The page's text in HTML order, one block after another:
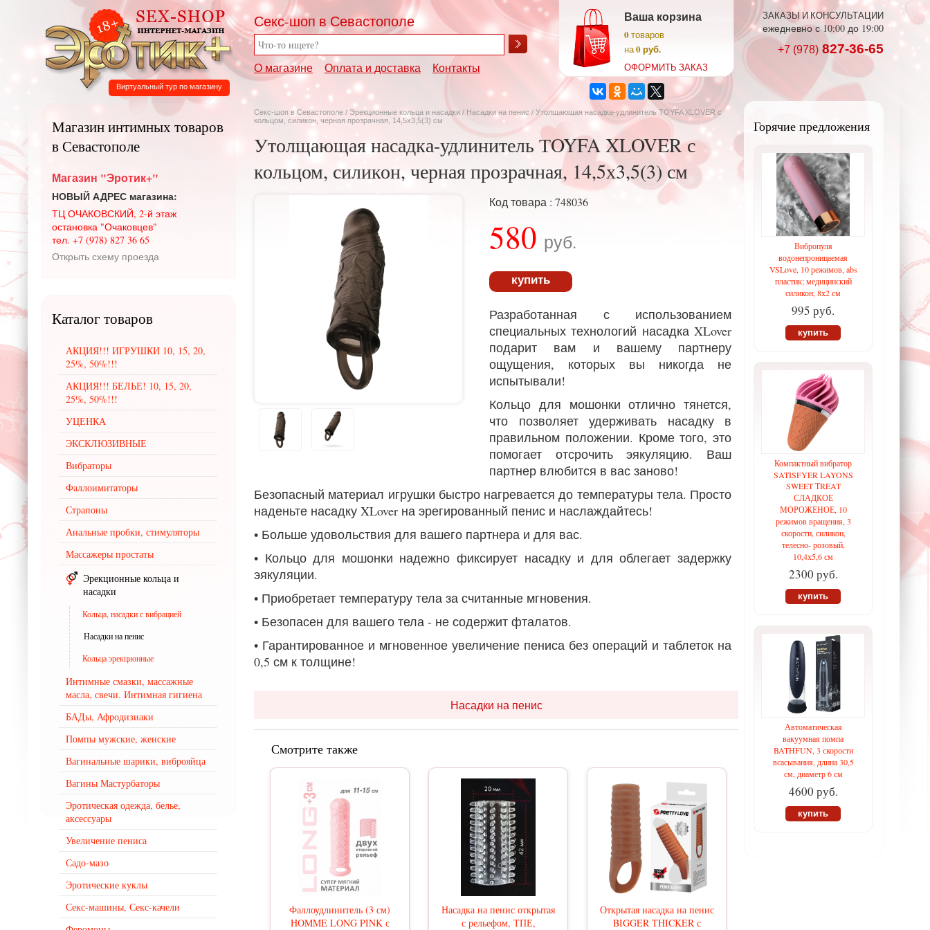
Секс-шоп в Севастополе
О магазине Оплата и доставка Контакты
Ваша корзина
0товаров
на0 руб.
ОФОРМИТЬ ЗАКАЗ
ЗАКАЗЫ И КОНСУЛЬТАЦИИ
ежедневно с 10:00 до 19:00
+7 (978) 827-36-65
Виртуальный тур по магазину
Секс-шоп в Севастополе / Эрекционные кольца и насадки / Насадки на пенис / Утолщающая насадка-удлинитель ТOYFA XLOVER с
кольцом, силикон, черная прозрачная, 14,5х3,5(3) см
Утолщающая насадка-удлинитель ТOYFA XLOVER с
кольцом, силикон, черная прозрачная, 14,5х3,5(3) см
Код товара : 748036
580 руб.
купить
Разработанная с использованием
специальных технологий насадка XLover
подарит вам и вашему партнеру
ощущения, которых вы никогда не
испытывали!
Кольцо для мошонки отлично тянется,
что позволяет удерживать насадку в
правильном положении. Кроме того, это
помогает отсрочить эякуляцию. Ваш
партнер влюбится в вас заново!
Безопасный материал игрушки быстро нагревается до температуры тела. Просто
наденьте насадку XLover на эрегированный пенис и наслаждайтесь!
• Больше удовольствия для вашего партнера и для вас.
• Кольцо для мошонки надежно фиксирует насадку и для облегает задержку
эякуляции.
• Приобретает температуру тела за считанные мгновения.
• Безопасен для вашего тела - не содержит фталатов.
• Гарантированное и мгновенное увеличение пениса без операций и таблеток на
0,5 см к толщине!
Насадки на пенис
Смотрите также
Фаллоудлинитель (3 см)
HOMME LONG PINK с
Насадка на пенис открытая
с рельефом, ТПЕ,
Открытая насадка на пенис
BIGGER THICKER с
Горячие предложения
Вибропуля
водонепроницаемая
VSLove, 10 режимов, abs
пластик; медицинский
силикон, 8х2 см
995 руб.
купить
Компактный вибратор
SATISFYER LAYONS
SWEET ТREAT
СЛАДКОЕ
МОРОЖЕНОЕ, 10
режимов вращения, 3
скорости, силикон,
телесно- розовый,
10,4х5,6 см
2300 руб.
купить
Автоматическая
вакуумная помпа
BATHFUN, 3 скорости
всасывания, длина 30,5
см, диаметр 6 см
4600 руб.
купить
Магазин интимных товаров
в Севастополе
Магазин "Эротик+"
НОВЫЙ АДРЕС магазина:
ТЦ ОЧАКОВСКИЙ, 2-й этаж
остановка "Очаковцев"
тел. +7 (978) 827 36 65
Открыть схему проезда
Каталог товаров
АКЦИЯ!!! ИГРУШКИ 10, 15, 20,
25%, 50%!!!
АКЦИЯ!!! БЕЛЬЕ! 10, 15, 20,
25%, 50%!!!
УЦЕНКА
ЭКСКЛЮЗИВНЫЕ
Вибраторы
Фаллоимитаторы
Страпоны
Анальные пробки, стимуляторы
Массажеры простаты
Эрекционные кольца и
насадки
Кольца, насадки с вибрацией
Насадки на пенис
Кольца эрекционные
Интимные смазки, массажные
масла, свечи. Интимная гигиена
БАДы, Афродизиаки
Помпы мужские, женские
Вагинальные шарики, виброяйца
Вагины Мастурбаторы
Эротическая одежда, белье,
аксессуары
Увеличение пениса
Садо-мазо
Эротические куклы
Секс-машины, Секс-качели